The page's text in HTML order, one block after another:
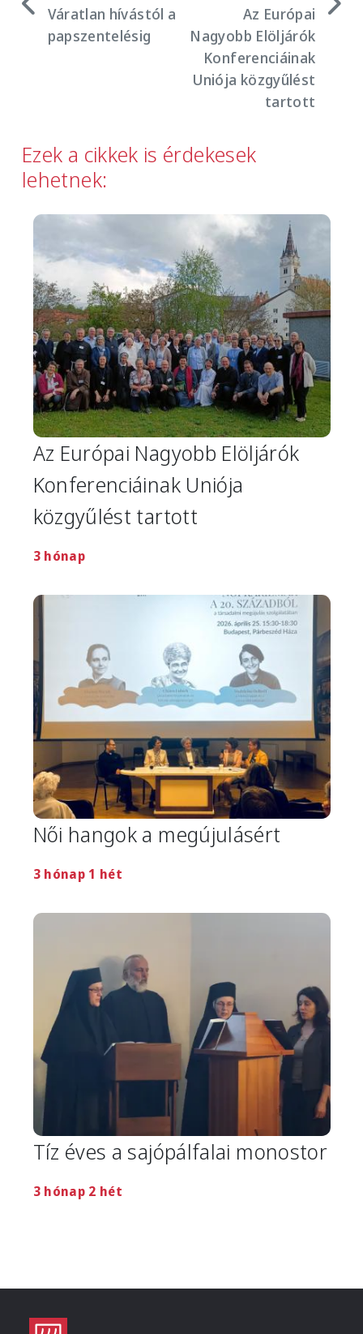
Váratlan hívástól a
papszentelésig
Az Európai
Nagyobb Elöljárók
Konferenciáinak
Uniója közgyűlést
tartott
Ezek a cikkek is érdekesek
lehetnek:
Image
Az Európai Nagyobb Elöljárók
Konferenciáinak Uniója
közgyűlést tartott
3 hónap
Image
Női hangok a megújulásért
3 hónap 1 hét
Image
Tíz éves a sajópálfalai monostor
3 hónap 2 hét